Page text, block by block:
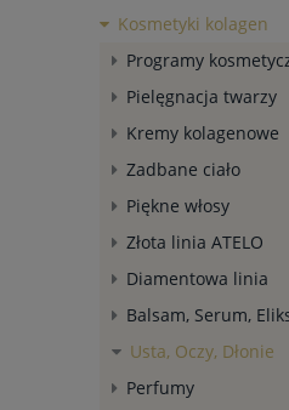
Kosmetyki kolagen
Programy
Pielęgnacja twarzy
Kremy kolagenowe
Zadbane ciało
Piękne włosy
Złota linia ATELO
Diamentowa linia
Balsam, Serum,
Usta, Oczy, Dłonie
Perfumy